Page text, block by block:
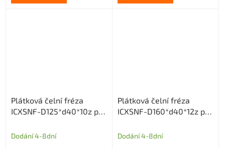
Plátková čelní fréza
ICXSNF-D125*d40*10z pro
SNMX1205
Dodání 4-8dní
Plátková čelní fréza
ICXSNF-D160*d40*12z pro
SNMX1205
Dodání 4-8dní